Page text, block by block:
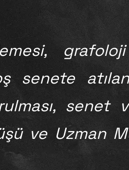
senete
senet
ve Uzman